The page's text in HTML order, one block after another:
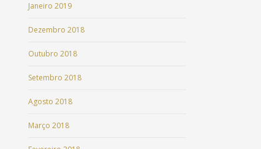
Janeiro 2019
Dezembro 2018
Outubro 2018
Setembro 2018
Agosto 2018
Março 2018